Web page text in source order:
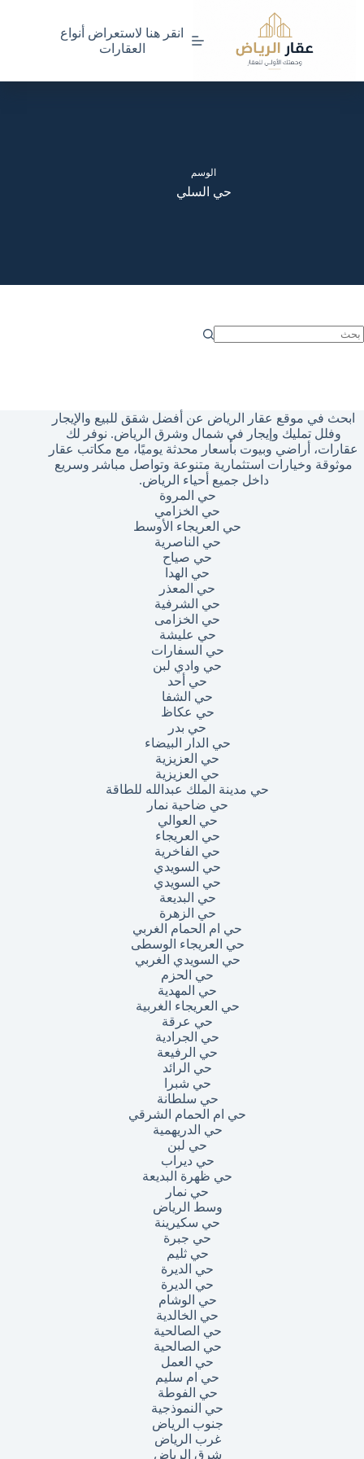
انقر هنا لاستعراض أنواع
العقارات
الوسم
حي السلي
ابحث في موقع عقار الرياض عن أفضل شقق للبيع والإيجار
وفلل تمليك وإيجار في شمال وشرق الرياض. نوفر لك
عقارات، أراضي وبيوت بأسعار محدثة يوميًا، مع مكاتب عقار
موثوقة وخيارات استثمارية متنوعة وتواصل مباشر وسريع
داخل جميع أحياء الرياض.
حي المروة
حي الخزامي
حي العريجاء الأوسط
حي الناصرية
حي صياح
حي الهدا
حي المعذر
حي الشرفية
حي الخزامى
حي عليشة
حي السفارات
حي وادي لبن
حي أحد
حي الشفا
حي عكاظ
حي بدر
حي الدار البيضاء
حي العزيزية
حي العزيزية
حي مدينة الملك عبدالله للطاقة
حي ضاحية نمار
حي العوالي
حي العريجاء
حي الفاخرية
حي السويدي
حي السويدي
حي البديعة
حي الزهرة
حي ام الحمام الغربي
حي العريجاء الوسطى
حي السويدي الغربي
حي الحزم
حي المهدية
حي العريجاء الغربية
حي عرقة
حي الجرادية
حي الرفيعة
حي الرائد
حي شبرا
حي سلطانة
حي ام الحمام الشرقي
حي الدريهمية
حي لبن
حي ديراب
حي ظهرة البديعة
حي نمار
وسط الرياض
حي سكيرينة
حي جبرة
حي ثليم
حي الديرة
حي الديرة
حي الوشام
حي الخالدية
حي الصالحية
حي الصالحية
حي العمل
حي ام سليم
حي الفوطة
حي النموذجية
جنوب الرياض
غرب الرياض
شرق الرياض